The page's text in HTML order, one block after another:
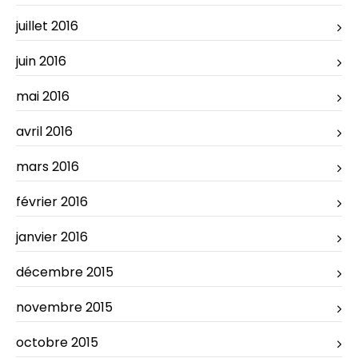
juillet 2016
juin 2016
mai 2016
avril 2016
mars 2016
février 2016
janvier 2016
décembre 2015
novembre 2015
octobre 2015